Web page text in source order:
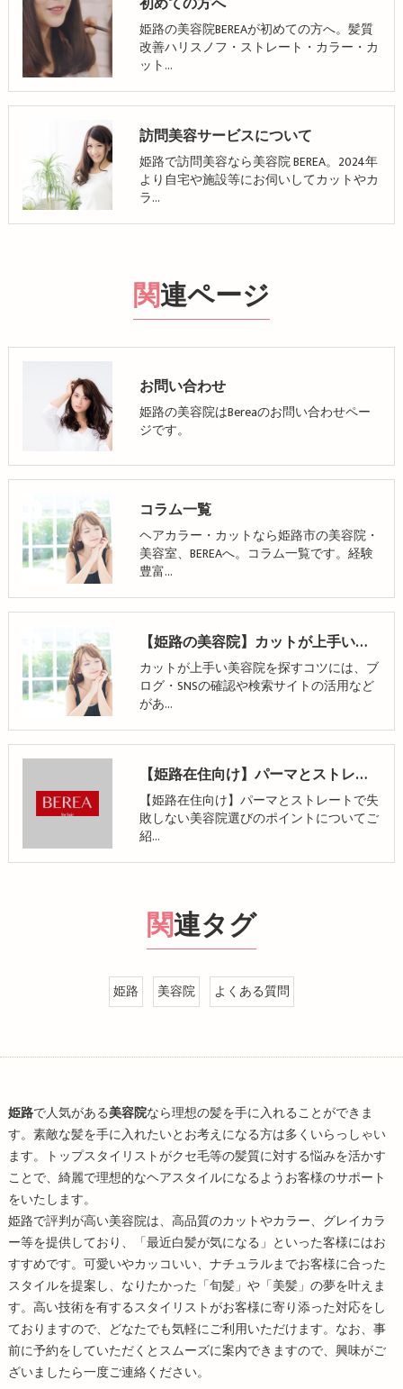
姫路の美容院BEREAが初めての方へ。髪質
改善ハリスノフ・ストレート・カラー・カ
ット…
訪問美容サービスについて
姫路で訪問美容なら美容院 BEREA。2024年
より自宅や施設等にお伺いしてカットやカ
ラ…
関連ページ
お問い合わせ
姫路の美容院はBereaのお問い合わせペー
ジです。
コラム一覧
ヘアカラー・カットなら姫路市の美容院・
美容室、BEREAへ。コラム一覧です。経験
豊富…
【姫路の美容院】カットが上手い美容院の探し方！縮毛矯正のメリット・デメリットも解説
カットが上手い美容院を探すコツには、ブ
ログ・SNSの確認や検索サイトの活用など
があ…
【姫路在住向け】パーマとストレートで失敗しない美容院選びのポイント
【姫路在住向け】パーマとストレートで失
敗しない美容院選びのポイントについてご
紹…
関連タグ
姫路 美容院 よくある質問
姫路で人気がある美容院なら理想の髪を手に入れることができま
す。素敵な髪を手に入れたいとお考えになる方は多くいらっしゃい
ます。トップスタイリストがクセ毛等の髪質に対する悩みを活かす
ことで、綺麗で理想的なヘアスタイルになるようお客様のサポート
をいたします。
姫路で評判が高い美容院は、高品質のカットやカラー、グレイカラ
ー等を提供しており、「最近白髪が気になる」といった客様にはお
すすめです。可愛いやカッコいい、ナチュラルまでお客様に合った
スタイルを提案し、なりたかった「旬髪」や「美髪」の夢を叶えま
す。高い技術を有するスタイリストがお客様に寄り添った対応をし
ておりますので、どなたでも気軽にご利用いただけます。なお、事
前に予約をしていただくとスムーズに案内できますので、興味がご
ざいましたら一度ご連絡ください。